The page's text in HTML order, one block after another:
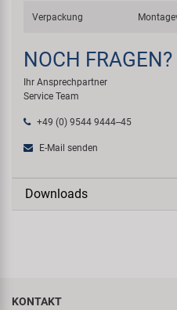
Verpackung
NOCH FRAGEN?
Ihr Ansprechpartner
Service Team
+49 (0) 9544 9444--45
E-Mail senden
Downloads
KONTAKT